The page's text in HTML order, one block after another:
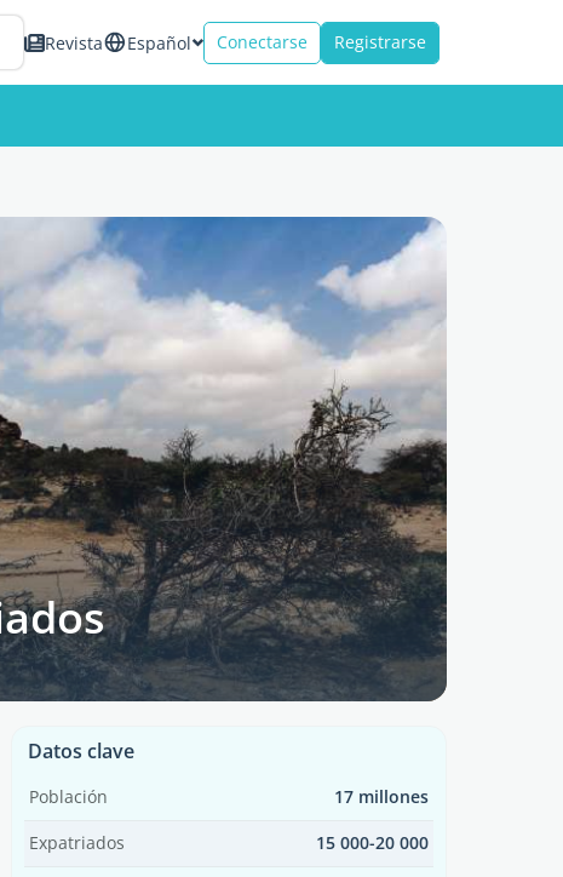
Revista Español Conectarse Registrarse
Datos clave
Población 17 millones
Expatriados 15 000-20 000